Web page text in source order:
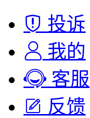
投诉
我的
客服
反馈